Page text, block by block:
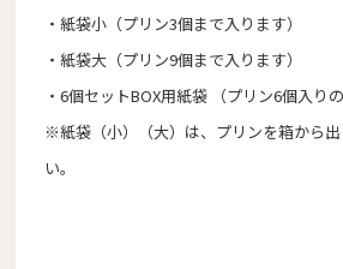
・紙袋小（プリン3個まで入ります）
・紙袋大（プリン9個まで入ります）
・6個セットBOX用紙袋 （プリン6個入り
※紙袋（小）（大）は、プリンを箱から
い。